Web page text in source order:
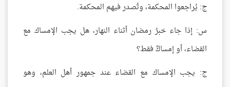
ج: يُراجعوا المحكمة، وتُصدر فيهم المحكمة.
س: إذا جاء خبرُ رمضان أثناء النهار، هل يجب الإمساك مع
القضاء، أو إمساكٌ فقط؟
ج: يجب الإمساك مع القضاء عند جمهور أهل العلم، وهو